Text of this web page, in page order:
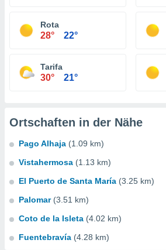
Rota
28° 22°
Tarifa
30° 21°
Ortschaften in der Nähe
Pago Alhaja (1.09 km)
Vistahermosa (1.13 km)
El Puerto de Santa María (3.25 km)
Palomar (3.51 km)
Coto de la Isleta (4.02 km)
Fuentebravía (4.28 km)